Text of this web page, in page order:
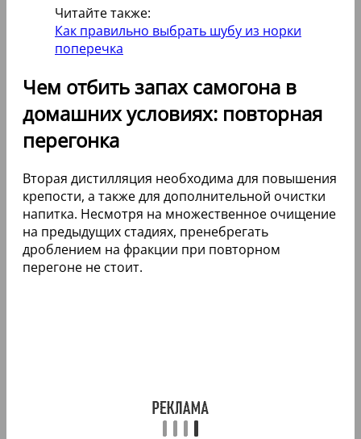
Читайте также:
Как правильно выбрать шубу из норки
поперечка
Чем отбить запах самогона в
домашних условиях: повторная
перегонка
Вторая дистилляция необходима для повышения
крепости, а также для дополнительной очистки
напитка. Несмотря на множественное очищение
на предыдущих стадиях, пренебрегать
дроблением на фракции при повторном
перегоне не стоит.